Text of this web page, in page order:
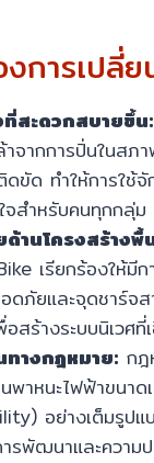
การเปลี่
ที่สะดวกสบายขึ้น:
าจากการปั่นในสภ
ขัด ทำให้การใช้จั
จสำหรับคนทุกกลุ่ม
ด้านโครงสร้างพื้
เรียกร้องให้มี
ดภัยและจุดชาร์จ
สร้างระบบนิเวศที่
ทางกฎหมาย: กฎ
พาหนะไฟฟ้าขนาด
อย่างเต็มรูปแ
รพัฒนาและความ